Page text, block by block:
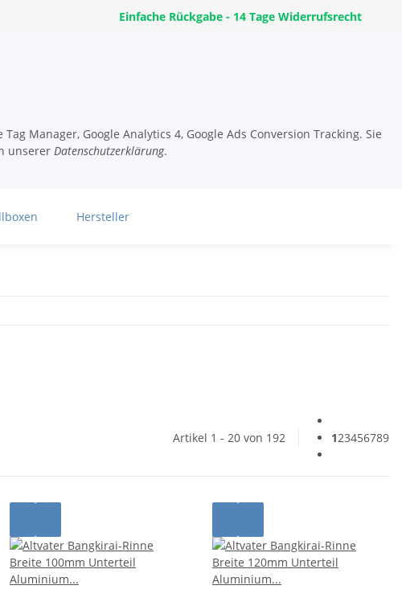
Einfache Rückgabe - 14 Tage Widerrufsrecht
Manager, Google Analytics 4, Google Ads Conversion Tracking. Sie
unserer Datenschutzerklärung.
Hersteller
Artikel 1 - 20 von 192 123456789